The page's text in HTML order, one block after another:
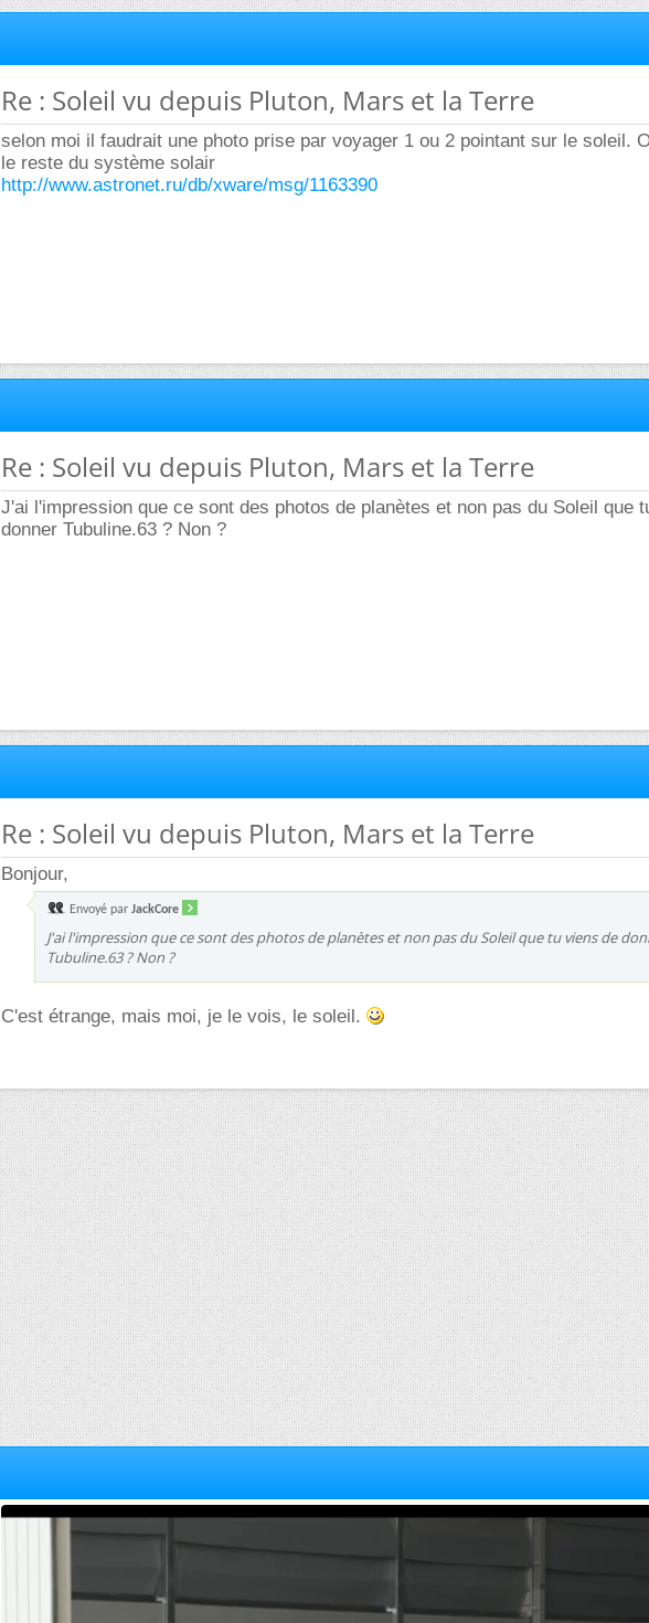
Re : Soleil vu depuis Pluton, Mars et la Terre
selon moi il faudrait une photo prise par voyager 1 ou 2 pointant sur le soleil.
le reste du système solair
http://www.astronet.ru/db/xware/msg/1163390
Re : Soleil vu depuis Pluton, Mars et la Terre
J'ai l'impression que ce sont des photos de planètes et non pas du Soleil que
donner Tubuline.63 ? Non ?
Re : Soleil vu depuis Pluton, Mars et la Terre
Bonjour,
Envoyé par JackCore
J'ai l'impression que ce sont des photos de planètes et non pas du Soleil que tu viens de
Tubuline.63 ? Non ?
C'est étrange, mais moi, je le vois, le soleil.